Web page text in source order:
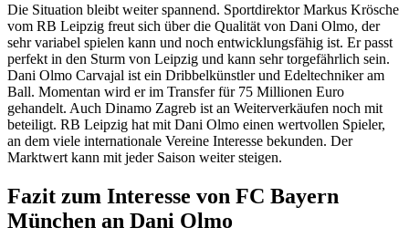
Die Situation bleibt weiter spannend. Sportdirektor Markus Krösche
vom RB Leipzig freut sich über die Qualität von Dani Olmo, der
sehr variabel spielen kann und noch entwicklungsfähig ist. Er passt
perfekt in den Sturm von Leipzig und kann sehr torgefährlich sein.
Dani Olmo Carvajal ist ein Dribbelkünstler und Edeltechniker am
Ball. Momentan wird er im Transfer für 75 Millionen Euro
gehandelt. Auch Dinamo Zagreb ist an Weiterverkäufen noch mit
beteiligt. RB Leipzig hat mit Dani Olmo einen wertvollen Spieler,
an dem viele internationale Vereine Interesse bekunden. Der
Marktwert kann mit jeder Saison weiter steigen.
Fazit zum Interesse von FC Bayern
München an Dani Olmo